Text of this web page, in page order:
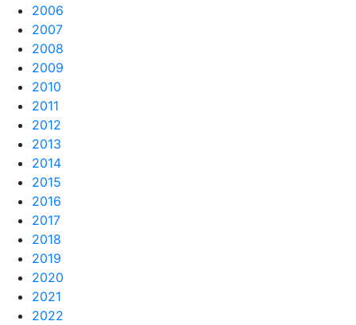
2006
2007
2008
2009
2010
2011
2012
2013
2014
2015
2016
2017
2018
2019
2020
2021
2022